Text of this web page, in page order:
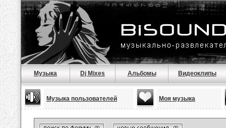
Музыка Dj Mixes Альбомы Видеоклипы
Музыка пользователей Моя музыка